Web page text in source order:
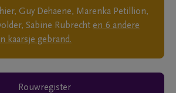
Guy Dehaene, Marenka Petillion,
Sabine Rubrecht en 6 andere
kaarsje gebrand.
Rouwregister